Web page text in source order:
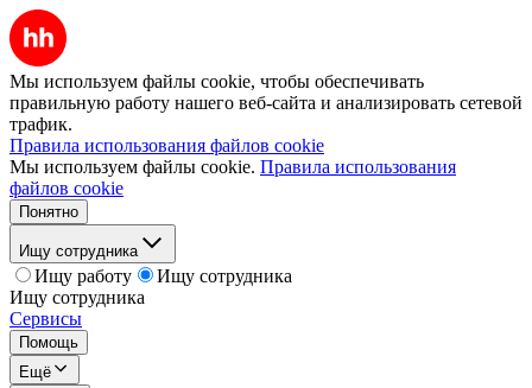
Мы используем файлы cookie, чтобы обеспечивать
правильную работу нашего веб-сайта и анализировать сетевой
трафик.
Правила использования файлов cookie
Мы используем файлы cookie. Правила использования
файлов cookie
Понятно
Ищу сотрудника
Ищу работу
Ищу сотрудника
Ищу сотрудника
Сервисы
Помощь
Ещё